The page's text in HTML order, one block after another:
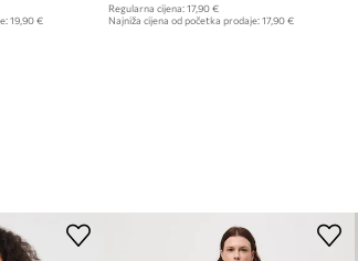
19,90 €
Regularna cijena: 17,90 €
Najniža cijena od početka prodaje: 17,90 €